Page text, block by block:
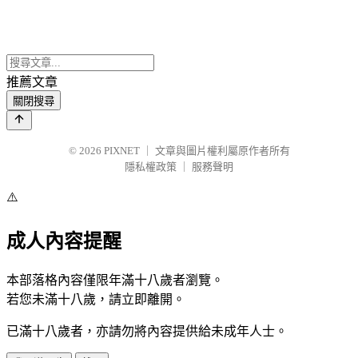
推薦文章
關閉搜尋
© 2026 PIXNET
文章與圖片權利屬原作者所有
隱私權政策
服務聲明
⚠️
成人內容提醒
本部落格內容僅限年滿十八歲者瀏覽。
若您未滿十八歲，請立即離開。
已滿十八歲者，亦請勿將內容提供給未成年人士。